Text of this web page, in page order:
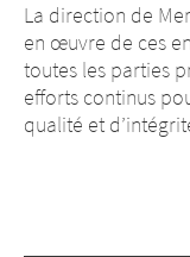
La direction de
en œuvre de ces
toutes les parties
efforts continus
qualité et